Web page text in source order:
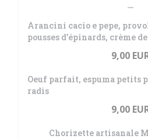
Arancini cacio e pepe,
pousses d’épinards, crème
9,00
Oeuf parfait, espuma petits
radis
9,00
Chorizette artisanale